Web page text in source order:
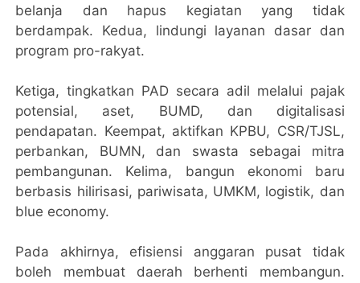
belanja dan hapus kegiatan yang tidak
berdampak. Kedua, lindungi layanan dasar dan
program pro-rakyat.
Ketiga, tingkatkan PAD secara adil melalui pajak
potensial, aset, BUMD, dan digitalisasi
pendapatan. Keempat, aktifkan KPBU, CSR/TJSL,
perbankan, BUMN, dan swasta sebagai mitra
pembangunan. Kelima, bangun ekonomi baru
berbasis hilirisasi, pariwisata, UMKM, logistik, dan
blue economy.
Pada akhirnya, efisiensi anggaran pusat tidak
boleh membuat daerah berhenti membangun.